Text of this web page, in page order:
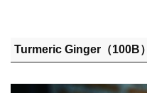
Turmeric Ginger（100B）